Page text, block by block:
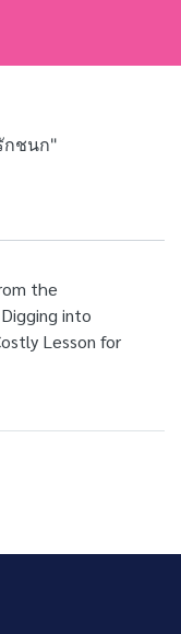
กชนก"
the
into
Lesson for